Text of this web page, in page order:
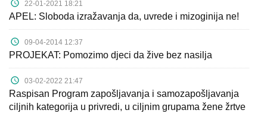
Kampanje
Dokumenti
Javni
pozivi
22-01-2021 18:21
APEL: Sloboda izražavanja da, uvrede i mizoginija ne!
09-04-2014 12:37
PROJEKAT: Pomozimo djeci da žive bez nasilja
03-02-2022 21:47
Raspisan Program zapošljavanja i samozapošljavanja
ciljnih kategorija u privredi, u ciljnim grupama žene žrtve